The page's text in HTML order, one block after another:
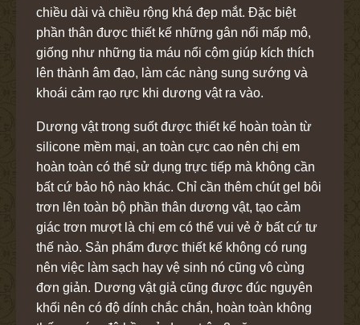
chiều dài và chiều rộng khá đẹp mắt. Đặc biệt
phần thân được thiết kế những gân nổi mấp mô,
giống như những tia máu nổi cộm giúp kích thích
lên thành âm đạo, làm các nàng sung sướng và
khoái cảm rạo rực khi dương vật ra vào.
Dương vật trong suốt được thiết kế hoàn toàn từ
silicone mềm mại, an toàn cực cao nên chị em
hoàn toàn có thể sử dụng trực tiếp mà không cần
bất cứ bảo hộ nào khác. Chỉ cần thêm chút gel bôi
trơn lên toàn bộ phần thân dương vật, tạo cảm
giác trơn mượt là chị em có thể vui vẻ ở bất cứ tư
thế nào. Sản phẩm được thiết kế không có rung
nên việc làm sạch hay vệ sinh nó cũng vô cùng
đơn giản. Dương vật giả cũng được đúc nguyên
khối nên có độ dính chắc chắn, hoàn toàn không